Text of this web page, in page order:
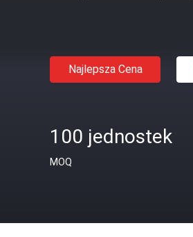
Najlepsza Cena
100 jednostek
MOQ